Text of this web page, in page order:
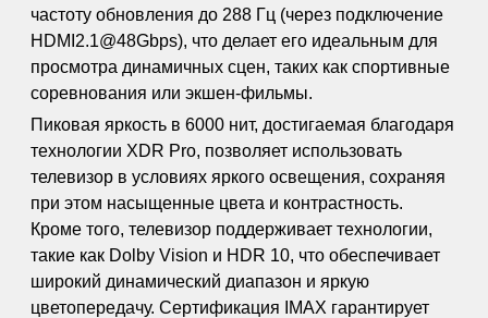
частоту обновления до 288 Гц (через подключение
HDMI2.1@48Gbps), что делает его идеальным для
просмотра динамичных сцен, таких как спортивные
соревнования или экшен-фильмы.
Пиковая яркость в 6000 нит, достигаемая благодаря
технологии XDR Pro, позволяет использовать
телевизор в условиях яркого освещения, сохраняя
при этом насыщенные цвета и контрастность.
Кроме того, телевизор поддерживает технологии,
такие как Dolby Vision и HDR 10, что обеспечивает
широкий динамический диапазон и яркую
цветопередачу. Сертификация IMAX гарантирует